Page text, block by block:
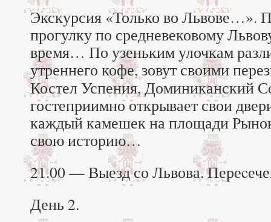
Экскурсия «Только во Львове…».
прогулку по средневековому
время… По узеньким улочкам
утреннего кофе, зовут своими
Костел Успения, Доминиканский
гостеприимно открывает свои
каждый камешек на площади Рынок
свою историю…
21.00 — Выезд со Львова.
День 2.